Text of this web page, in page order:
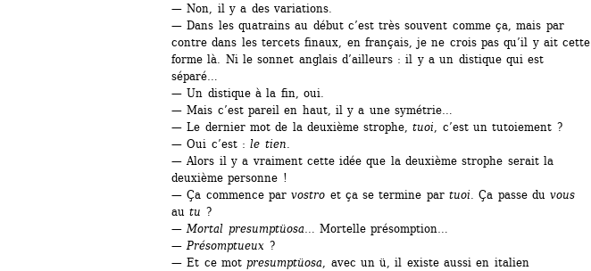
— Non, il y a des variations.
— Dans les quatrains au début c’est très souvent comme ça, mais par
contre dans les tercets finaux, en français, je ne crois pas qu’il y ait cette
forme là. Ni le sonnet anglais d’ailleurs : il y a un distique qui est
séparé…
— Un distique à la fin, oui.
— Mais c’est pareil en haut, il y a une symétrie…
— Le dernier mot de la deuxième strophe, tuoi , c’est un tutoiement ?
— Oui c’est : le tien
— Alors il y a vraiment cette idée que la deuxième strophe serait la
deuxième personne !
— Ça commence par vostro et ça se termine par tuoi . Ça passe du vous
au tu ?
— Mortal presumptüosa… Mortelle présomption…
— Présomptueux ?
— Et ce mot presumptüosa , avec un ü, il existe aussi en italien